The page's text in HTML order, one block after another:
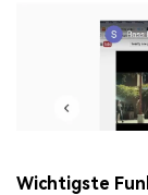
Wichtigste